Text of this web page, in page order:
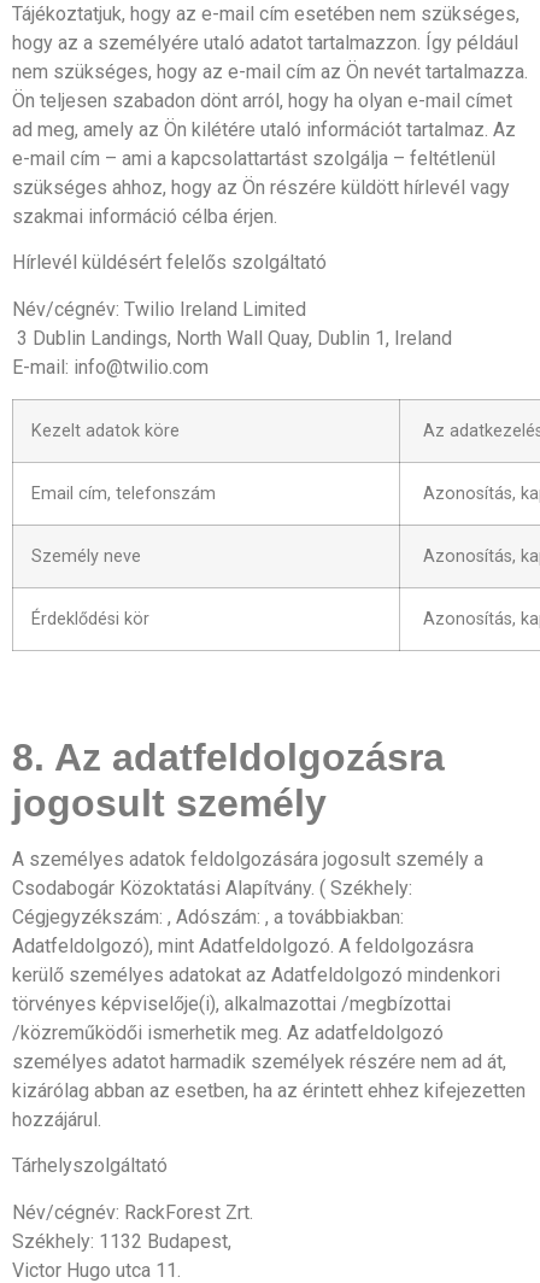
Tájékoztatjuk, hogy az e-mail cím esetében nem szükséges,
hogy az a személyére utaló adatot tartalmazzon. Így például
nem szükséges, hogy az e-mail cím az Ön nevét tartalmazza.
Ön teljesen szabadon dönt arról, hogy ha olyan e-mail címet
ad meg, amely az Ön kilétére utaló információt tartalmaz. Az
e-mail cím – ami a kapcsolattartást szolgálja – feltétlenül
szükséges ahhoz, hogy az Ön részére küldött hírlevél vagy
szakmai információ célba érjen.
Hírlevél küldésért felelős szolgáltató
Név/cégnév: Twilio Ireland Limited
3 Dublin Landings, North Wall Quay, Dublin 1, Ireland
E-mail: info@twilio.com
Kezelt adatok köre Az
Email cím, telefonszám Azonosítás,
Személy neve Azonosítás,
Érdeklődési kör Azonosítás,
8. Az adatfeldolgozásra
jogosult személy
A személyes adatok feldolgozására jogosult személy a
Csodabogár Közoktatási Alapítvány. ( Székhely:
Cégjegyzékszám: , Adószám: , a továbbiakban:
Adatfeldolgozó), mint Adatfeldolgozó. A feldolgozásra
kerülő személyes adatokat az Adatfeldolgozó mindenkori
törvényes képviselője(i), alkalmazottai /megbízottai
/közreműködői ismerhetik meg. Az adatfeldolgozó
személyes adatot harmadik személyek részére nem ad át,
kizárólag abban az esetben, ha az érintett ehhez kifejezetten
hozzájárul.
Tárhelyszolgáltató
Név/cégnév: RackForest Zrt.
Székhely: 1132 Budapest,
Victor Hugo utca 11.